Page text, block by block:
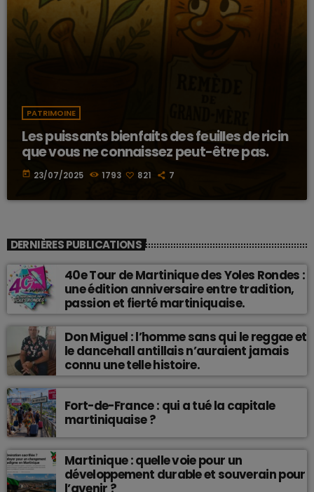
PATRIMOINE
Les puissants bienfaits des feuilles de ricin
que vous ne connaissez peut-être pas.
today 23/07/2025 1793 821 7
DERNIÈRES PUBLICATIONS
40e Tour de Martinique des Yoles Rondes :
une édition anniversaire entre tradition,
passion et fierté martiniquaise.
Don Miguel : l’homme sans qui le reggae et
le dancehall antillais n’auraient jamais
connu une telle histoire.
Fort-de-France : qui a tué la capitale
martiniquaise ?
Martinique : quelle voie pour un
développement durable et souverain pour
l’avenir ?